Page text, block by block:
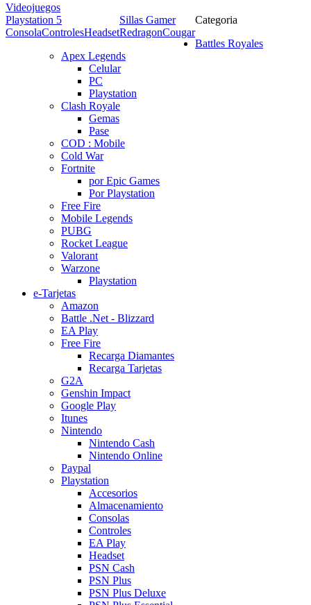
Videojuegos
Playstation 5
ConsolaControlesHeadset
Sillas Gamer
RedragonCougar
Categoria
Battles Royales
Apex Legends
Celular
PC
Playstation
Clash Royale
Gemas
Pase
COD : Mobile
Cold War
Fortnite
por Epic Games
Por Playstation
Free Fire
Mobile Legends
PUBG
Rocket League
Valorant
Warzone
Playstation
e-Tarjetas
Amazon
Battle .Net - Blizzard
EA Play
Free Fire
Recarga Diamantes
Recarga Tarjetas
G2A
Genshin Impact
Google Play
Itunes
Nintendo
Nintendo Cash
Nintendo Online
Paypal
Playstation
Accesorios
Almacenamiento
Consolas
Controles
EA Play
Headset
PSN Cash
PSN Plus
PSN Plus Deluxe